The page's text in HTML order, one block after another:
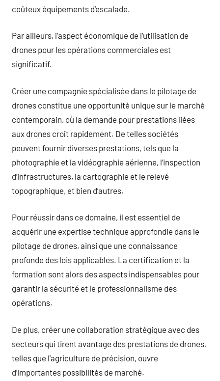
coûteux équipements d’escalade.
Par ailleurs, l’aspect économique de l’utilisation de
drones pour les opérations commerciales est
significatif.
Créer une compagnie spécialisée dans le pilotage de
drones constitue une opportunité unique sur le marché
contemporain, où la demande pour prestations liées
aux drones croît rapidement. De telles sociétés
peuvent fournir diverses prestations, tels que la
photographie et la vidéographie aérienne, l’inspection
d’infrastructures, la cartographie et le relevé
topographique, et bien d’autres.
Pour réussir dans ce domaine, il est essentiel de
acquérir une expertise technique approfondie dans le
pilotage de drones, ainsi que une connaissance
profonde des lois applicables. La certification et la
formation sont alors des aspects indispensables pour
garantir la sécurité et le professionnalisme des
opérations.
De plus, créer une collaboration stratégique avec des
secteurs qui tirent avantage des prestations de drones,
telles que l’agriculture de précision, ouvre
d’importantes possibilités de marché.